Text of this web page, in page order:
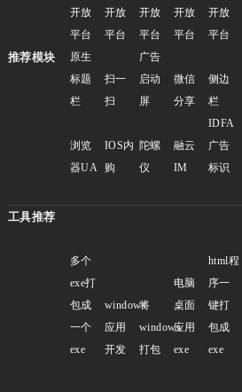
开放
平台
开放
平台
开放
平台
开放
平台
开放
平台
推荐模块
原生
标题
栏
扫一
扫
广告
启动
屏
微信
分享
侧边
栏
浏览
器UA
IOS内
购
陀螺
仪
融云
IM
IDFA
广告
标识
工具推荐
多个
exe打
包成
一个
exe
windows
应用
开发
将
windows
打包
电脑
桌面
应用
exe
html程
序一
键打
包成
exe